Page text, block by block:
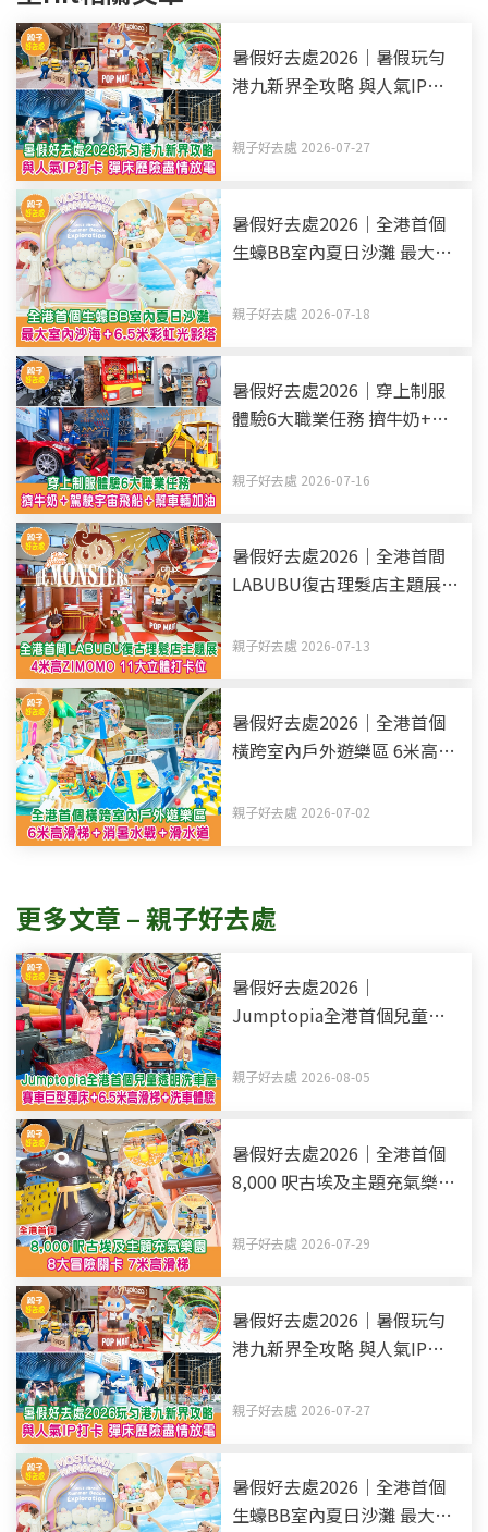
暑假好去處2026｜暑假玩勻
港九新界全攻略 與人氣IP打
更新）
親子好去處 2026-07-27
暑假好去處2026｜全港首個
生蠔BB室內夏日沙灘 最大室
親子好去處 2026-07-18
暑假好去處2026｜穿上制服
體驗6大職業任務 擠牛奶+駕
親子好去處 2026-07-16
暑假好去處2026｜全港首間
LABUBU復古理髮店主題展 4
位
親子好去處 2026-07-13
暑假好去處2026｜全港首個
橫跨室內戶外遊樂區 6米高滑
親子好去處 2026-07-02
更多文章 – 親子好去處
暑假好去處2026｜
Jumptopia全港首個兒童透
米高滑梯+洗車體驗
親子好去處 2026-08-05
暑假好去處2026｜全港首個
8,000 呎古埃及主題充氣樂園
親子好去處 2026-07-29
暑假好去處2026｜暑假玩勻
港九新界全攻略 與人氣IP打
更新）
親子好去處 2026-07-27
暑假好去處2026｜全港首個
生蠔BB室內夏日沙灘 最大室